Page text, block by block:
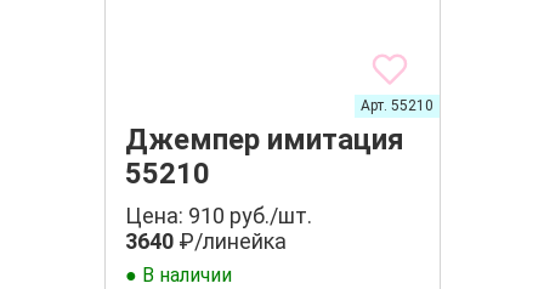
Джемпер имитация
55210
Арт. 55210
Цена: 910 руб./шт.
3640₽/линейка
● В наличии